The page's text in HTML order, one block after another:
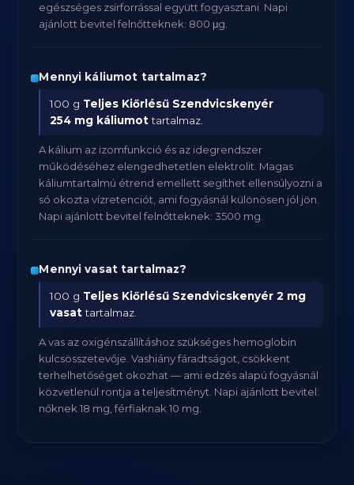
egészséges zsírforrással együtt fogyasztani. Napi
ajánlott bevitel felnőtteknek: 800 μg.
Mennyi káliumot tartalmaz?
100 g Teljes Kiőrlésű Szendvicskenyér
254 mg káliumottartalmaz.
A kálium az izomfunkció és az idegrendszer
működéséhez elengedhetetlen elektrolit. Magas
káliumtartalmú étrend emellett segíthet ellensúlyozni a
só okozta vízretenciót, ami fogyásnál különösen jól jön.
Napi ajánlott bevitel felnőtteknek: 3500 mg.
Mennyi vasat tartalmaz?
100 g Teljes Kiőrlésű Szendvicskenyér 2 mg
vasattartalmaz.
A vas az oxigénszállításhoz szükséges hemoglobin
kulcsösszetevője. Vashiány fáradtságot, csökkent
terhelhetőséget okozhat — ami edzés alapú fogyásnál
közvetlenül rontja a teljesítményt. Napi ajánlott bevitel:
nőknek 18 mg, férfiaknak 10 mg.